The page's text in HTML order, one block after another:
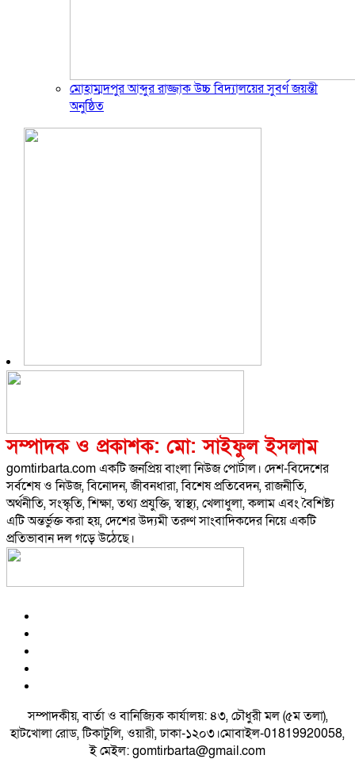
মোহাম্মদপুর আব্দুর রাজ্জাক উচ্চ বিদ্যালয়ের সুবর্ণ জয়ন্তী
অনুষ্ঠিত
সম্পাদক ও প্রকাশক: মো: সাইফুল ইসলাম
gomtirbarta.com একটি জনপ্রিয় বাংলা নিউজ পোর্টাল। দেশ-বিদেশের
সর্বশেষ ও নিউজ, বিনোদন, জীবনধারা, বিশেষ প্রতিবেদন, রাজনীতি,
অর্থনীতি, সংস্কৃতি, শিক্ষা, তথ্য প্রযুক্তি, স্বাস্থ্য, খেলাধুলা, কলাম এবং বৈশিষ্ট্য
এটি অন্তর্ভুক্ত করা হয়, দেশের উদ্যমী তরুণ সাংবাদিকদের নিয়ে একটি
প্রতিভাবান দল গড়ে উঠেছে।
সম্পাদকীয়, বার্তা ও বানিজ্যিক কার্যালয়: ৪৩, চৌধুরী মল (৫ম তলা),
হাটখোলা রোড, টিকাটুলি, ওয়ারী, ঢাকা-১২০৩।মোবাইল-01819920058,
ই মেইল: gomtirbarta@gmail.com